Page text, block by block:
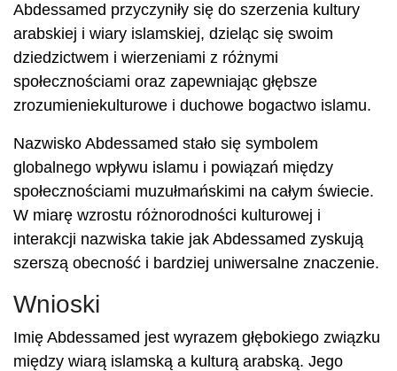
Abdessamed przyczyniły się do szerzenia kultury
arabskiej i wiary islamskiej, dzieląc się swoim
dziedzictwem i wierzeniami z różnymi
społecznościami oraz zapewniając głębsze
zrozumieniekulturowe i duchowe bogactwo islamu.
Nazwisko Abdessamed stało się symbolem
globalnego wpływu islamu i powiązań między
społecznościami muzułmańskimi na całym świecie.
W miarę wzrostu różnorodności kulturowej i
interakcji nazwiska takie jak Abdessamed zyskują
szerszą obecność i bardziej uniwersalne znaczenie.
Wnioski
Imię Abdessamed jest wyrazem głębokiego związku
między wiarą islamską a kulturą arabską. Jego